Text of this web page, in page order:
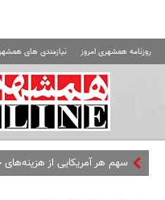
روزنامه همشهری امروز نیازمندی های
سهم هر آمریکایی از